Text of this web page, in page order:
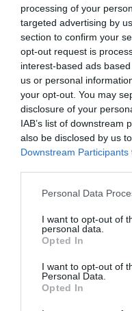
processing of your
targeted advertising by
section to confirm your
opt-out request is
interest-based ads
us or personal
your opt-out. You may
disclosure of your
IAB’s list of downstream
also be disclosed by us
Downstream Participants
Please note that this
not limited to your visit
grant or deny consent to
use your data for below
consent section.
Personal Data
I want to opt-out of
personal data.
Opted In
I want to opt-out of
Personal Data.
Opted In
Berlino 2006, una
Inghilterra-